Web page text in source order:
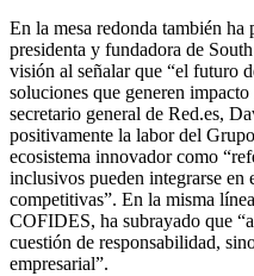
En la mesa redonda también
presidenta y fundadora de
visión al señalar que “el futuro
soluciones que generen
secretario general de Red.es,
positivamente la labor del
ecosistema innovador como
inclusivos pueden integrarse en
competitivas”. En la misma
COFIDES, ha subrayado que
cuestión de responsabilidad,
empresarial”.